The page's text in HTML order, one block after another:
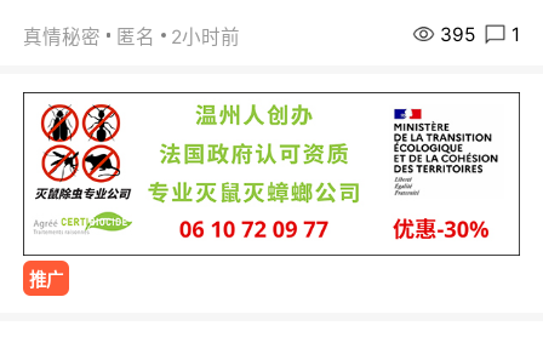
真情秘密 匿名 2小时前 395 1
推广